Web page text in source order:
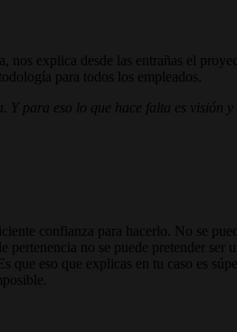
explica desde las entrañas el
para todos los empleados.
para eso lo que hace falta es visión y
confianza para hacerlo. No se
pertenencia no se puede pretender
eso que explicas en tu caso es